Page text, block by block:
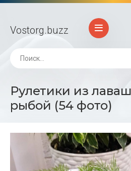
Vostorg.buzz
Рулетики из
рыбой (54 фото)